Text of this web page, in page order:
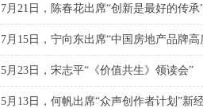
5月23日，宋志平“《价值共生》领读会”
5月13日，何帆出席“众声创作者计划”新